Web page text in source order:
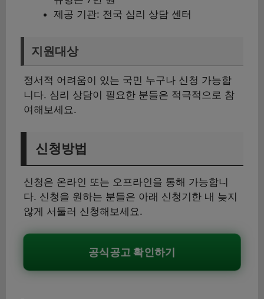
제공 기관: 전국 심리 상담 센터
지원대상
정서적 어려움이 있는 국민 누구나 신청 가능합
니다. 심리 상담이 필요한 분들은 적극적으로 참
여해보세요.
신청방법
신청은 온라인 또는 오프라인을 통해 가능합니
다. 신청을 원하는 분들은 아래 신청기한 내 늦지
않게 서둘러 신청해보세요.
공식공고 확인하기